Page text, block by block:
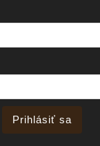
Prihlásiť sa